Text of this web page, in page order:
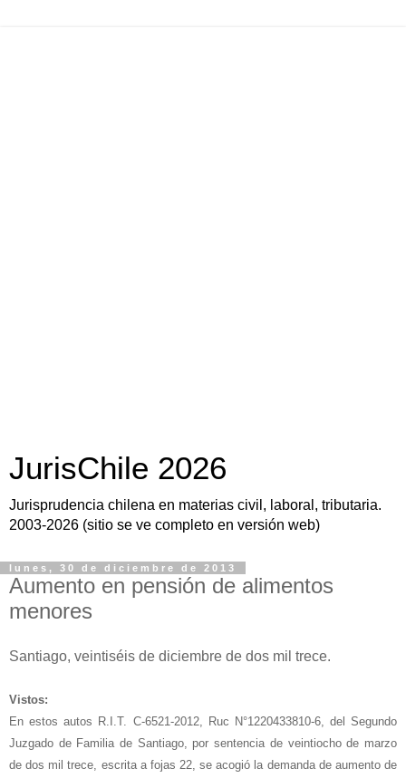
JurisChile 2026
Jurisprudencia chilena en materias civil, laboral, tributaria.
2003-2026 (sitio se ve completo en versión web)
lunes, 30 de diciembre de 2013
Aumento en pensión de alimentos
menores
Santiago, veintiséis de diciembre de dos mil trece.
Vistos:
En estos autos R.I.T. C-6521-2012, Ruc N°1220433810-6, del Segundo
Juzgado de Familia de Santiago, por sentencia de veintiocho de marzo
de dos mil trece, escrita a fojas 22, se acogió la demanda de aumento de